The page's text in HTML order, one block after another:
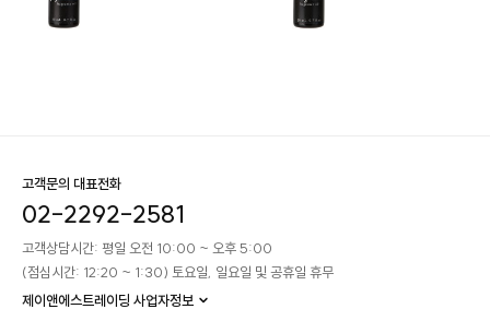
고객문의 대표전화
02-2292-2581
고객상담시간: 평일 오전 10:00 ~ 오후 5:00
(점심시간: 12:20 ~ 1:30) 토요일, 일요일 및 공휴일 휴무
제이앤에스트레이딩 사업자정보